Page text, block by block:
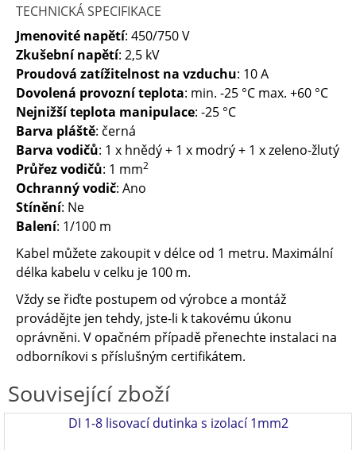
TECHNICKÁ SPECIFIKACE
Jmenovité napětí: 450/750 V
Zkušební napětí: 2,5 kV
Proudová zatížitelnost na vzduchu: 10 A
Dovolená provozní teplota: min. -25 °C max. +60 °C
Nejnižší teplota manipulace: -25 °C
Barva pláště: černá
Barva vodičů: 1 x hnědý + 1 x modrý + 1 x zeleno-žlutý
Průřez vodičů: 1 mm2
Ochranný vodič: Ano
Stínění: Ne
Balení: 1/100 m
Kabel můžete zakoupit v délce od 1 metru. Maximální
délka kabelu v celku je 100 m.
Vždy se řiďte postupem od výrobce a montáž
provádějte jen tehdy, jste-li k takovému úkonu
oprávněni. V opačném případě přenechte instalaci na
odborníkovi s příslušným certifikátem.
Související zboží
DI 1-8 lisovací dutinka s izolací 1mm2